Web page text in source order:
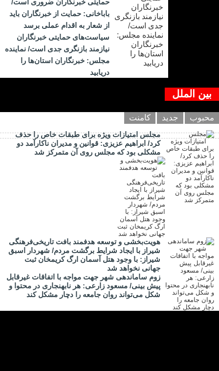
حمایتی خبرنگاران ضروری است/
باباخانی: حمایت از خبرنگاران باید
از شعار به اقدام عملی برسد
سیاست‌های حمایتی خبرنگاران
نیازمند بازنگری جدی است/ نماینده
مجلس: خبرنگاران استان‌ها را
دریابید
بین الملل
محبوب جدید کامنت
مجلس امتیازات ویژه برای طبقات خاص را حذف
کرد/ ابراهیم عزیزی: قوانین و مدیران ناکارآمد دو
مشکلی بود که مجلس روی آن متمرکز شد
هویت‌بخشی و توسعه هدفمند بافت تاریخی‌فرهنگی
شیراز با ایجاد شرایط برگشت مردم/ شهردار اسبق
شیراز: با وجود هتل آسمان ارگ کریمخان ثبت
جهانی نخواهد شد
زوم ساماندهی شهر جهت مواجه با اتفاقات غیرقابل
پیش بینی/ مسعود زارعی: هر نابهنجاری در محتوا و
شکل می‌تواند روان جامعه را دچار مشکل کند